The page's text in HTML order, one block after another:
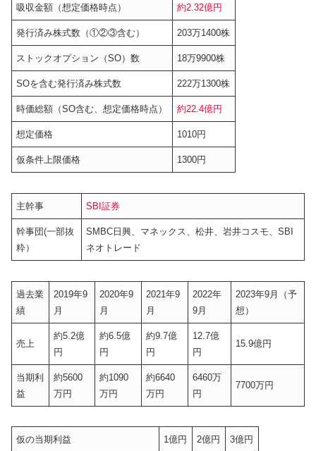
吸収金額（想定価格時点） 約2.32億円
発行済み株式数（①②③含む） 203万1400株
ストックオプション（SO）数 18万9900株
SOを含む発行済み株式数 222万1300株
時価総額（SO含む、想定価格時点） 約22.4億円
想定価格 1010円
仮条件上限価格 1300円
主幹事 SBI証券
幹事団(一部抜
粋）
SMBC日興、マネックス、松井、岩井コスモ、SBI
ネオトレード
過去業
績
2019年9
月
2020年9
月
2021年9
月
2022年
9月
2023年9月（予
想）
売上
約5.2億
円
約6.5億
円
約9.7億
円
12.7億
円
15.9億円
当期利
益
約5600
万円
約1090
万円
約6640
万円
6460万
円
7700万円
仮の当期利益 1億円 2億円 3億円